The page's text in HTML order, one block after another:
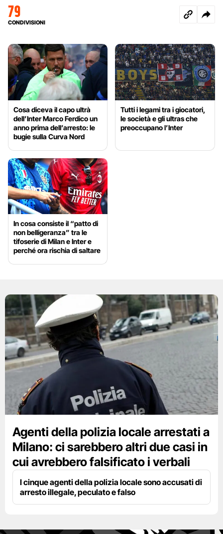
79
CONDIVISIONI
Cosa diceva il capo ultrà
dell’Inter Marco Ferdico un
anno prima dell’arresto: le
bugie sulla Curva Nord
Tutti i legami tra i giocatori,
le società e gli ultras che
preoccupano l’Inter
In cosa consiste il “patto di
non belligeranza” tra le
tifoserie di Milan e Inter e
perché ora rischia di saltare
Agenti della polizia locale arrestati a
Milano: ci sarebbero altri due casi in
cui avrebbero falsificato i verbali
I cinque agenti della polizia locale sono accusati di
arresto illegale, peculato e falso